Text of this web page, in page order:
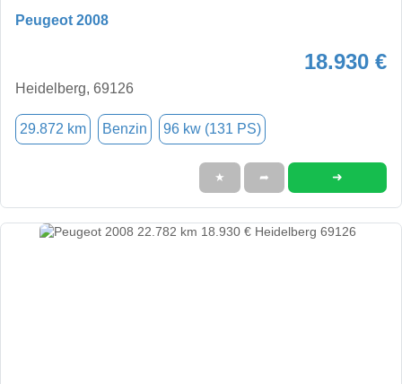
Peugeot 2008
18.930 €
Heidelberg, 69126
29.872 km Benzin 96 kw (131 PS)
★ ➦ ➜